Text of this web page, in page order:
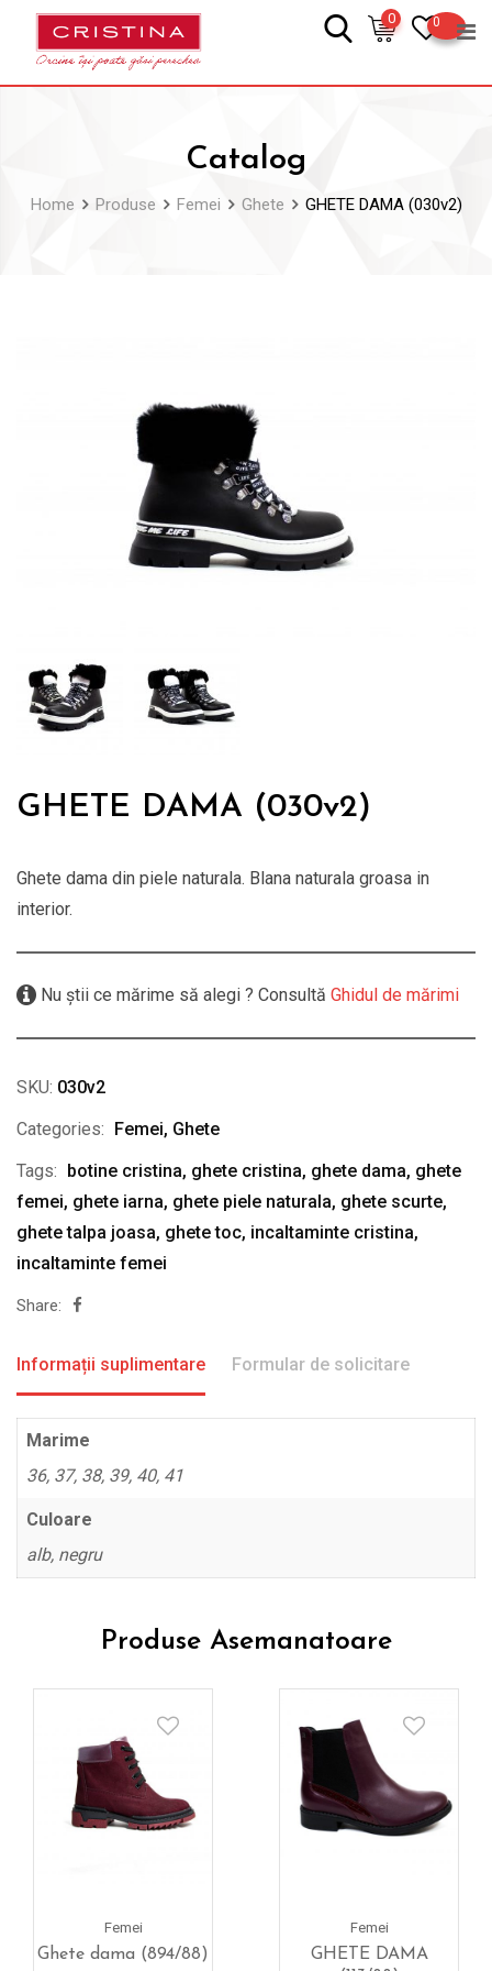
0
0
Catalog
Home Produse Femei Ghete GHETE DAMA (030v2)
GHETE DAMA (030v2)
Ghete dama din piele naturala. Blana naturala groasa in
interior.
Nu știi ce mărime să alegi ? Consultă Ghidul de mărimi
SKU: 030v2
Categories: Femei, Ghete
Tags: botine cristina, ghete cristina, ghete dama, ghete
femei, ghete iarna, ghete piele naturala, ghete scurte,
ghete talpa joasa, ghete toc, incaltaminte cristina,
incaltaminte femei
Share:
Informații suplimentare Formular de solicitare
Marime
36, 37, 38, 39, 40, 41
Culoare
alb, negru
Produse Asemanatoare
Femei
Ghete dama (894/88)
Femei
GHETE DAMA